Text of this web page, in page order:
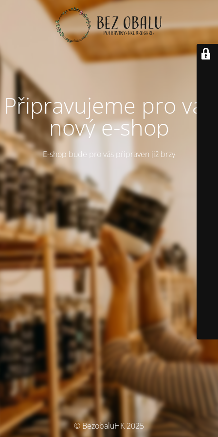
Připravujeme pro vás
nový e-shop
E-shop bude pro vás připraven již brzy
© BezobaluHK 2025